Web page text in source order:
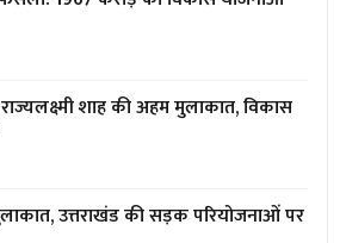
शाह की अहम मुलाकात, विकास
उत्तराखंड की सड़क परियोजनाओं पर